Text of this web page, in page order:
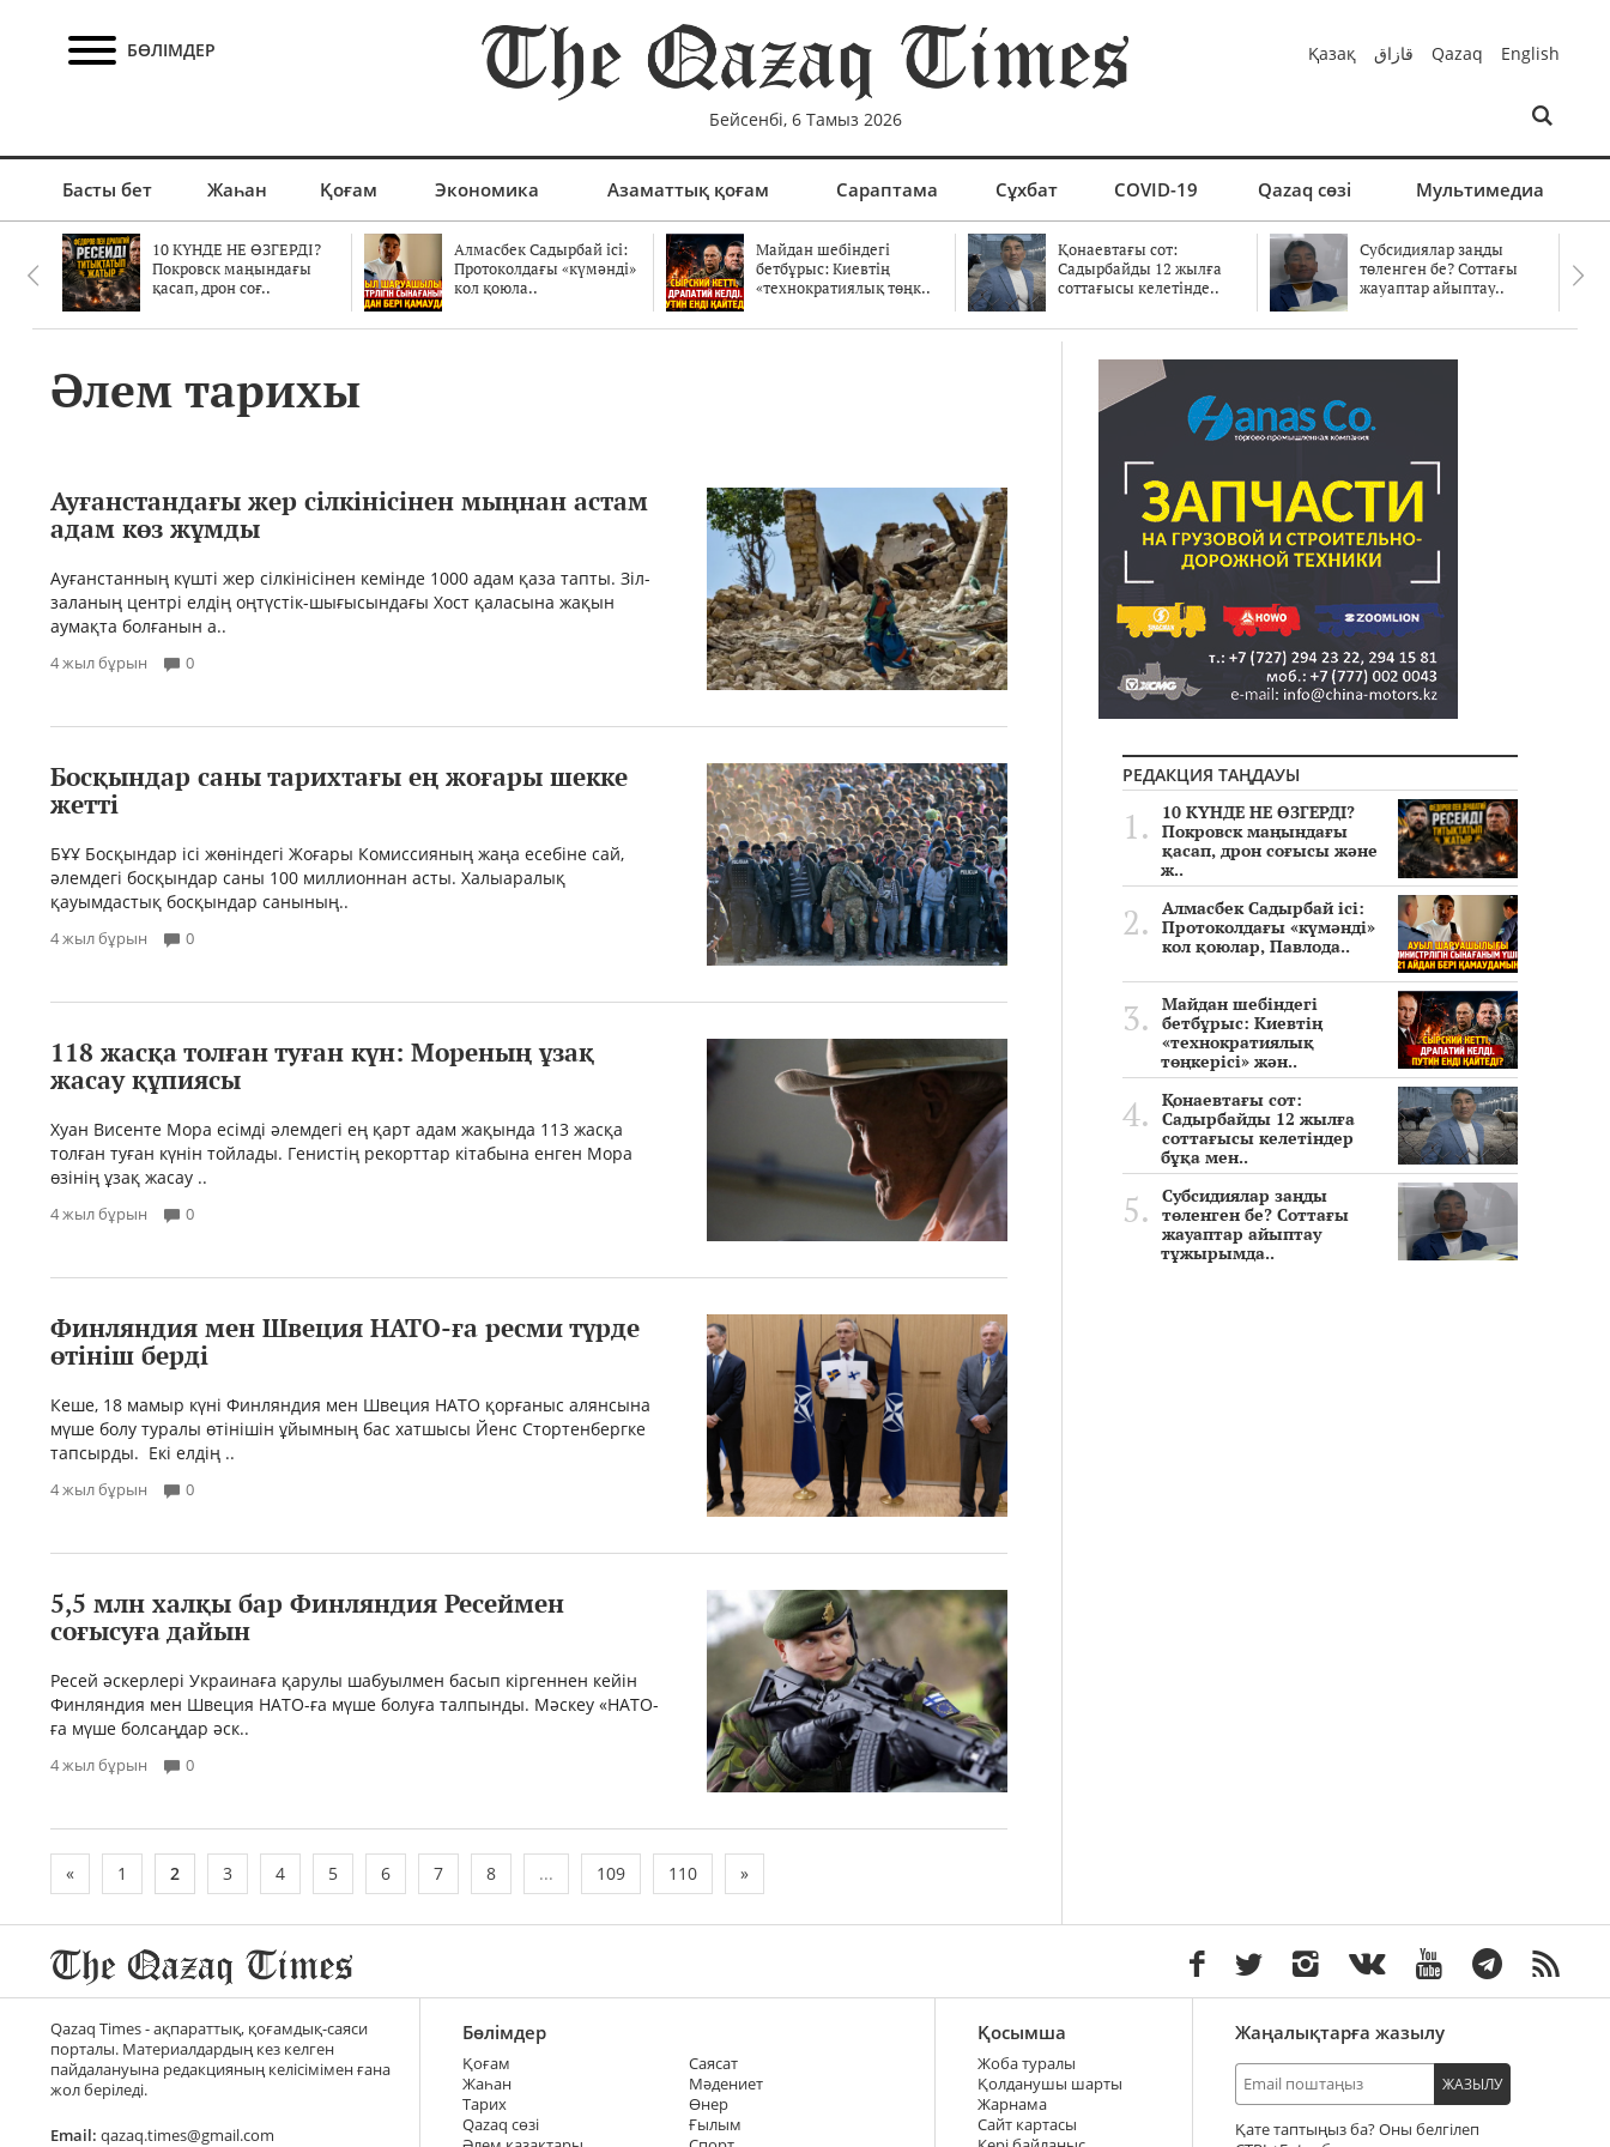
БӨЛІМДЕР
Бейсенбі, 6 Тамыз 2026
Қазақ قازاق Qazaq English
Басты бет Жаһан Қоғам Экономика Азаматтық қоғам Сараптама Сұхбат COVID-19 Qazaq сөзі Мультимедиа
10 КҮНДЕ НЕ ӨЗГЕРДІ?
Покровск маңындағы
қасап, дрон соғ..
Алмасбек Садырбай ісі:
Протоколдағы «күмәнді»
кол қоюла..
Майдан шебіндегі
бетбұрыс: Киевтің
«технократиялық төңк..
Қонаевтағы сот:
Садырбайды 12 жылға
соттағысы келетінде..
Субсидиялар заңды
төленген бе? Соттағы
жауаптар айыптау..
Әлем тарихы
Ауғанстандағы жер сілкінісінен мыңнан астам
адам көз жұмды
Ауғанстанның күшті жер сілкінісінен кемінде 1000 адам қаза тапты. Зіл-
заланың центрі елдің оңтүстік-шығысындағы Хост қаласына жақын
аумақта болғанын а..
4 жыл бұрын 0
Босқындар саны тарихтағы ең жоғары шекке
жетті
БҰҰ Босқындар ісі жөніндегі Жоғары Комиссияның жаңа есебіне сай,
әлемдегі босқындар саны 100 миллионнан асты. Халыаралық
қауымдастық босқындар санының..
4 жыл бұрын 0
118 жасқа толған туған күн: Мореның ұзақ
жасау құпиясы
Хуан Висенте Мора есімді әлемдегі ең қарт адам жақында 113 жасқа
толған туған күнін тойлады. Генистің рекорттар кітабына енген Мора
өзінің ұзақ жасау ..
4 жыл бұрын 0
Финляндия мен Швеция НАТО-ға ресми түрде
өтініш берді
Кеше, 18 мамыр күні Финляндия мен Швеция НАТО қорғаныс алянсына
мүше болу туралы өтінішін ұйымның бас хатшысы Йенс Стортенбергке
тапсырды. Екі елдің ..
4 жыл бұрын 0
5,5 млн халқы бар Финляндия Ресеймен
соғысуға дайын
Ресей әскерлері Украинаға қарулы шабуылмен басып кіргеннен кейін
Финляндия мен Швеция НАТО-ға мүше болуға талпынды. Мәскеу «НАТО-
ға мүше болсаңдар әск..
4 жыл бұрын 0
« 1 2 3 4 5 6 7 8 ... 109 110 »
РЕДАКЦИЯ ТАҢДАУЫ
10 КҮНДЕ НЕ ӨЗГЕРДІ?
Покровск маңындағы
қасап, дрон соғысы және
ж..
Алмасбек Садырбай ісі:
Протоколдағы «күмәнді»
кол қоюлар, Павлода..
Майдан шебіндегі
бетбұрыс: Киевтің
«технократиялық
төңкерісі» жән..
Қонаевтағы сот:
Садырбайды 12 жылға
соттағысы келетіндер
бұқа мен..
Субсидиялар заңды
төленген бе? Соттағы
жауаптар айыптау
тұжырымда..
Qazaq Times - ақпараттық, қоғамдық-саяси
порталы. Материалдардың кез келген
пайдалануына редакцияның келісімімен ғана
жол беріледі.
Email: qazaq.times@gmail.com
Бөлімдер
Қоғам
Жаһан
Тарих
Qazaq сөзі
Саясат
Мәдениет
Өнер
Ғылым
Қосымша
Жоба туралы
Қолданушы шарты
Жарнама
Сайт картасы
Жаңалықтарға жазылу
ЖАЗЫЛУ
Қате таптыңыз ба? Оны белгілеп